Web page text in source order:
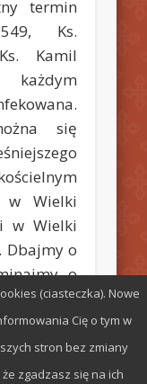
termin
Ks.
Kamil
każdym
się
w Wielki
w Wielki
Dbajmy o
o
(ciasteczka). Nowe
Cię o tym w
stron bez zmiany
zgadzasz się na ich